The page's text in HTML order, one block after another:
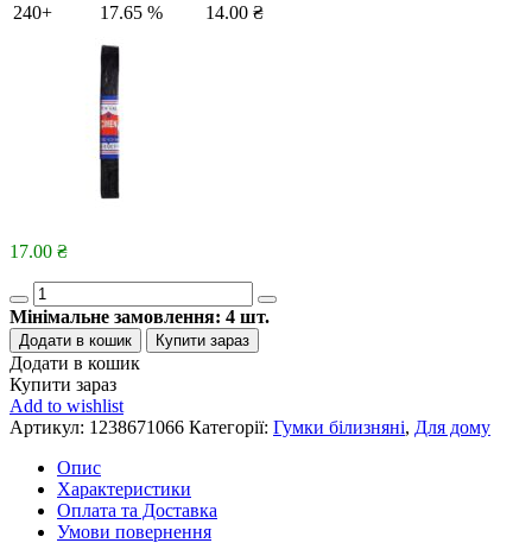
240+
17.65 % 14.00 ₴
17.00 ₴
Quantity
Мінімальне замовлення: 4 шт.
Додати в кошик Купити зараз
Додати в кошик
Купити зараз
Add to wishlist
Артикул: 1238671066 Категорії: Гумки білизняні, Для дому
Опис
Характеристики
Оплата та Доставка
Умови повернення